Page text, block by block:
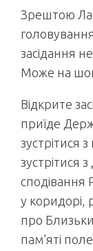
Зрештою
засідання
Може на
Відкрите
приїде
зустрітися
зустрітися
сподівання
у коридорі,
про
пам’яті